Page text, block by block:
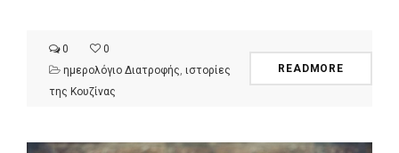
0
0
ημερολόγιο Διατροφής ιστορίες
της Κουζίνας
READMORE